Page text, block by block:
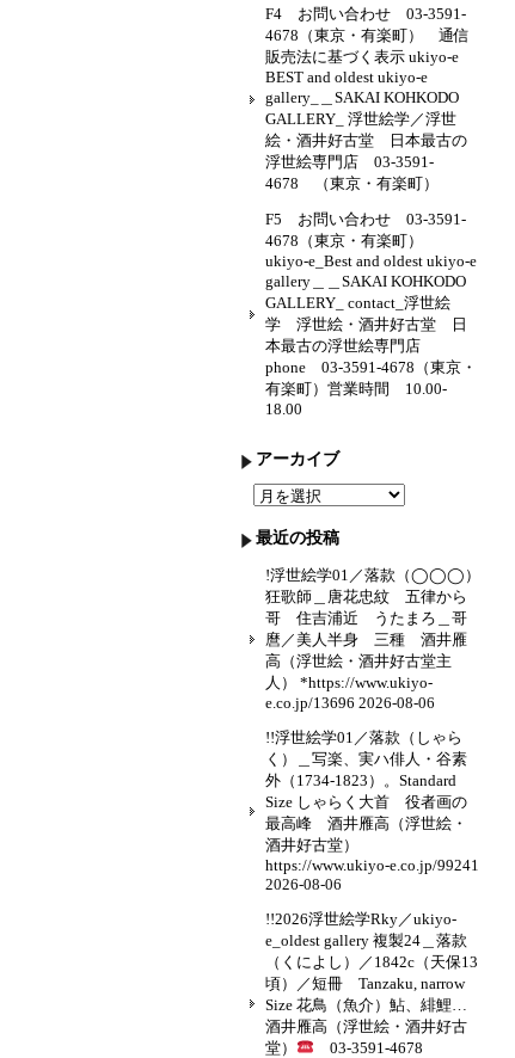
F4 お問い合わせ 03-3591-
4678（東京・有楽町） 通信
販売法に基づく表示 ukiyo-e
BEST and oldest ukiyo-e
gallery_＿SAKAI KOHKODO
GALLERY_ 浮世絵学／浮世
絵・酒井好古堂 日本最古の
浮世絵専門店 03-3591-
4678 （東京・有楽町）
F5 お問い合わせ 03-3591-
4678（東京・有楽町）
ukiyo-e_Best and oldest ukiyo-e
gallery＿＿SAKAI KOHKODO
GALLERY_ contact_浮世絵
学 浮世絵・酒井好古堂 日
本最古の浮世絵専門店
phone 03-3591-4678（東京・
有楽町）営業時間 10.00-
18.00
アーカイブ
ア
ー
カ
イ
最近の投稿
!浮世絵学01／落款（◯◯◯）
狂歌師＿唐花忠紋 五律から
哥 住吉浦近 うたまろ＿哥
麿／美人半身 三種 酒井雁
高（浮世絵・酒井好古堂主
人） *https://www.ukiyo-
e.co.jp/13696 2026-08-06
!!浮世絵学01／落款（しゃら
く）＿写楽、実ハ俳人・谷素
外（1734-1823）。Standard
Size しゃらく大首 役者画の
最高峰 酒井雁高（浮世絵・
酒井好古堂）
https://www.ukiyo-e.co.jp/99241
2026-08-06
!!2026浮世絵学Rky／ukiyo-
e_oldest gallery 複製24＿落款
（くによし）／1842c（天保13
頃）／短冊 Tanzaku, narrow
Size 花鳥（魚介）鮎、緋鯉…
酒井雁高（浮世絵・酒井好古
堂）
03-3591-4678